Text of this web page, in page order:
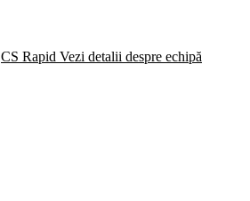
CS Rapid Vezi detalii despre echipă